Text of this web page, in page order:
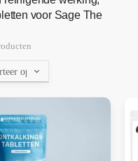
voor Sage The